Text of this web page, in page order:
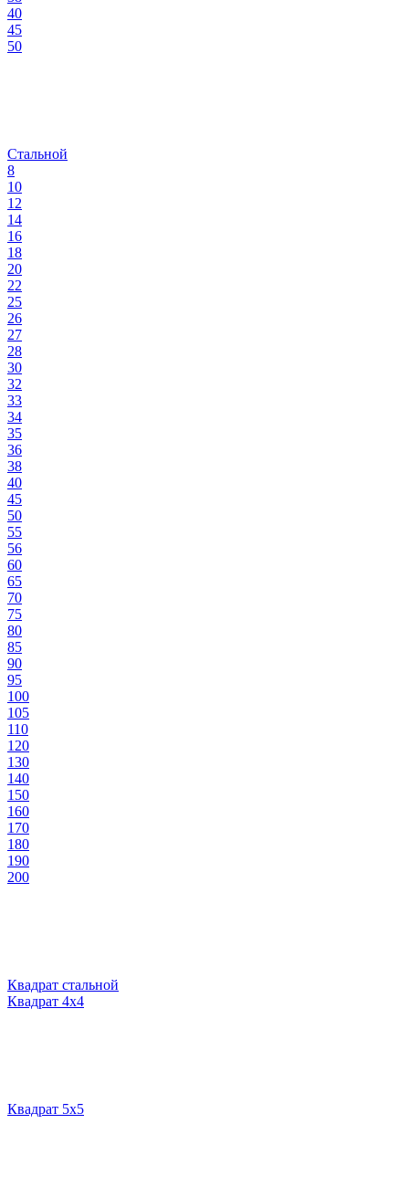
40
45
50
Стальной
8
10
12
14
16
18
20
22
25
26
27
28
30
32
33
34
35
36
38
40
45
50
55
56
60
65
70
75
80
85
90
95
100
105
110
120
130
140
150
160
170
180
190
200
Квадрат стальной
Квадрат 4х4
Квадрат 5х5